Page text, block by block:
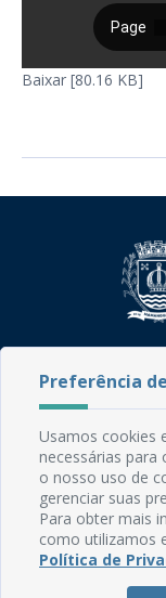
Baixar [80.16 KB]
CEP: 58.280-
Expediente:
Preferência
Usamos cookies
necessárias para
o nosso uso de
gerenciar suas
Para obter mais
como utilizamos
Política de